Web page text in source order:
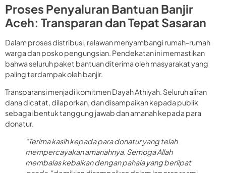
Proses Penyaluran Bantuan Banjir
Aceh: Transparan dan Tepat Sasaran
Dalam proses distribusi, relawan menyambangi rumah-rumah
warga dan posko pengungsian. Pendekatan ini memastikan
bahwa seluruh paket bantuan diterima oleh masyarakat yang
paling terdampak oleh banjir.
Transparansi menjadi komitmen Dayah Athiyah. Seluruh aliran
dana dicatat, dilaporkan, dan disampaikan kepada publik
sebagai bentuk tanggung jawab dan amanah kepada para
donatur.
“Terima kasih kepada para donatur yang telah
mempercayakan amanahnya. Semoga Allah
membalas kebaikan dengan pahala yang berlipat